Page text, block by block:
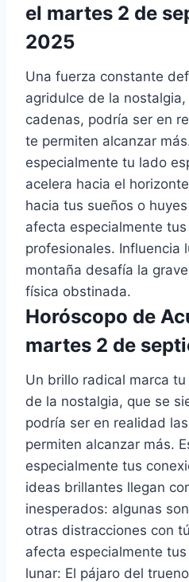
el martes 2 de
2025
Una fuerza constante
agridulce de la
cadenas, podría ser en
te permiten alcanzar
especialmente tu lado
acelera hacia el
hacia tus sueños o
afecta especialmente
profesionales. Influencia
montaña desafía la
física obstinada.
Horóscopo de
martes 2 de
Un brillo radical marca
de la nostalgia, que se
podría ser en realidad
permiten alcanzar más.
especialmente tus
ideas brillantes llegan
inesperados: algunas
otras distracciones con
afecta especialmente
lunar: El pájaro del